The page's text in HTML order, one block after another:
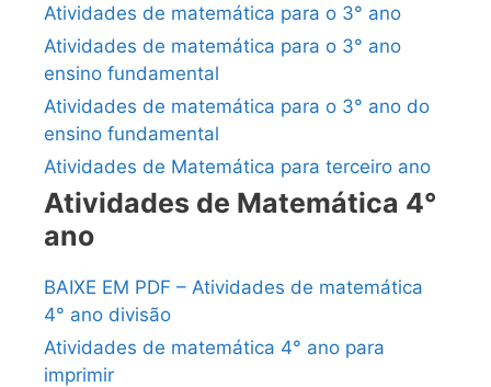
Atividades de matemática para o 3° ano
Atividades de matemática para o 3° ano
ensino fundamental
Atividades de matemática para o 3° ano do
ensino fundamental
Atividades de Matemática para terceiro ano
Atividades de Matemática 4°
ano
BAIXE EM PDF – Atividades de matemática
4° ano divisão
Atividades de matemática 4° ano para
imprimir